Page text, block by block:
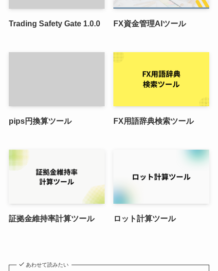
Trading Safety Gate 1.0.0 FX資金管理AIツール
pips円換算ツール FX用語辞典検索ツール
証拠金維持率計算ツール ロット計算ツール
あわせて読みたい